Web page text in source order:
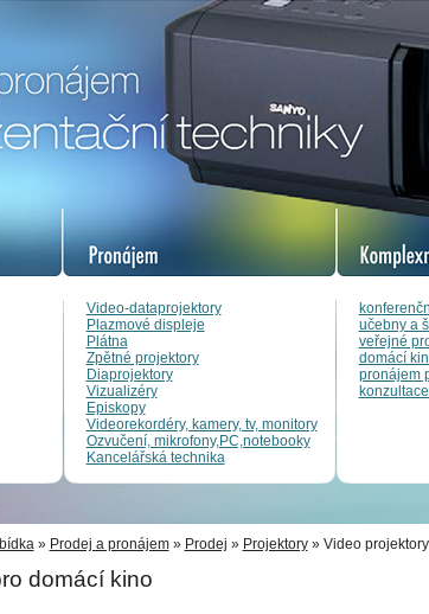
Video-dataprojektory
Plazmové displeje
Plátna
Zpětné projektory
Diaprojektory
Vizualizéry
Episkopy
Videorekordéry, kamery, tv, monitory
Ozvučení, mikrofony,PC,notebooky
Kancelářská technika
učebny a
veřejné
domácí
pronájem
» Prodej a pronájem» Prodej » Projektory» Video
domácí kino